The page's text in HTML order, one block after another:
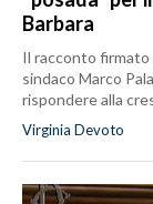
Barbara
Il racconto firmato
sindaco Marco
rispondere alla
Virginia Devoto